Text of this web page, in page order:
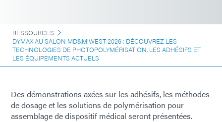
RESSOURCES
DYMAX AU SALON MD&M WEST 2026 : DÉCOUVREZ LES
TECHNOLOGIES DE PHOTOPOLYMÉRISATION, LES ADHÉSIFS ET
LES ÉQUIPEMENTS ACTUELS
Des démonstrations axées sur les adhésifs, les méthodes
de dosage et les solutions de polymérisation pour
assemblage de dispositif médical seront présentées.